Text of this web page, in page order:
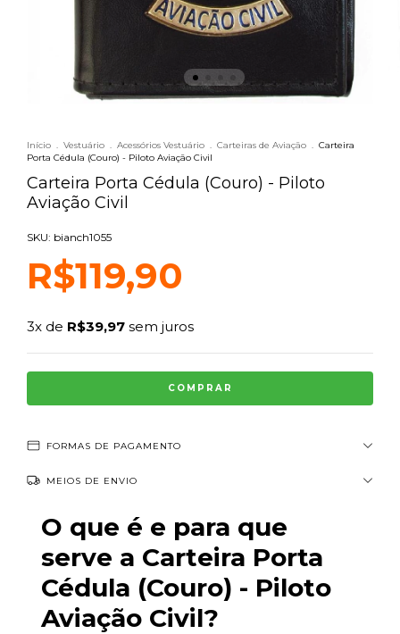
Início . Vestuário . Acessórios Vestuário . Carteiras de Aviação . Carteira
Porta Cédula (Couro) - Piloto Aviação Civil
Carteira Porta Cédula (Couro) - Piloto
Aviação Civil
SKU: bianch1055
R$119,90
3x de R$39,97 sem juros
FORMAS DE PAGAMENTO
MEIOS DE ENVIO
O que é e para que
serve a Carteira Porta
Cédula (Couro) - Piloto
Aviação Civil?